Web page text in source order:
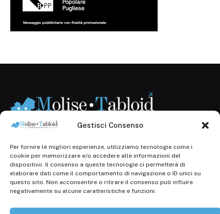
Gestisci Consenso
Per fornire le migliori esperienze, utilizziamo tecnologie come i
cookie per memorizzare e/o accedere alle informazioni del
dispositivo. Il consenso a queste tecnologie ci permetterà di
elaborare dati come il comportamento di navigazione o ID unici su
questo sito. Non acconsentire o ritirare il consenso può influire
negativamente su alcune caratteristiche e funzioni.
Registr. presso il Tribunale di Campobasso: 3/2013 del
14.11.2013, Cron. 1254
Roc: iscrizione n° 25549 (Prot. 1138/com/15 del
30.04.2015)
P.Iva: 01707150700